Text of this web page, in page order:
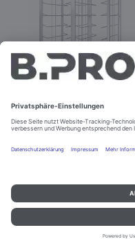
TAW 2x10 KN
Impressum und
© B.PRO